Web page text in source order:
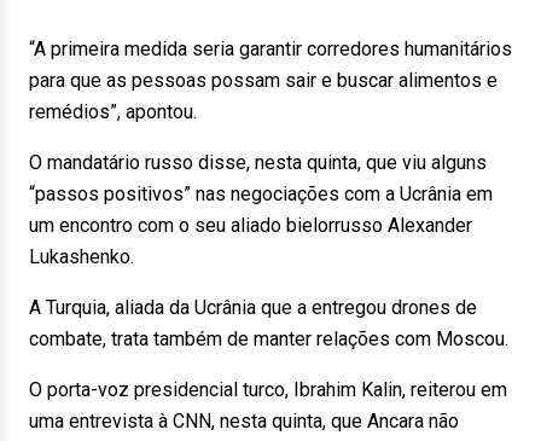
“A primeira medida seria garantir corredores humanitários
para que as pessoas possam sair e buscar alimentos e
remédios”, apontou.
O mandatário russo disse, nesta quinta, que viu alguns
“passos positivos” nas negociações com a Ucrânia em
um encontro com o seu aliado bielorrusso Alexander
Lukashenko.
A Turquia, aliada da Ucrânia que a entregou drones de
combate, trata também de manter relações com Moscou.
O porta-voz presidencial turco, Ibrahim Kalin, reiterou em
uma entrevista à CNN, nesta quinta, que Ancara não